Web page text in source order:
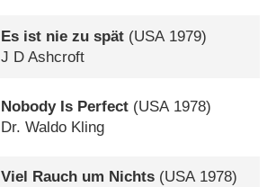
Es ist nie zu spät (USA1979)
J D Ashcroft
Nobody Is Perfect (USA1978)
Dr. Waldo Kling
Viel Rauch um Nichts (USA1978)